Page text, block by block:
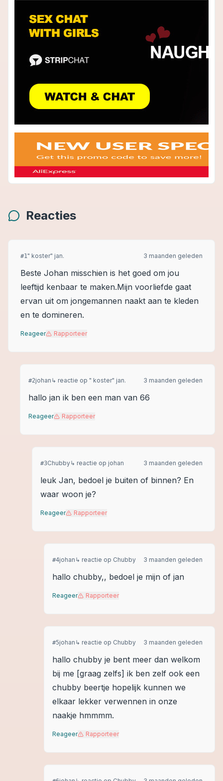
Reacties
#1" koster" jan. 3 maanden geleden
Beste Johan misschien is het goed om jou
leeftijd kenbaar te maken.Mijn voorliefde gaat
ervan uit om jongemannen naakt aan te kleden
en te domineren.
Reageer Rapporteer
#2johan ↳ reactie op " koster" jan. 3 maanden geleden
hallo jan ik ben een man van 66
Reageer Rapporteer
#3Chubby↳ reactie op johan 3 maanden geleden
leuk Jan, bedoel je buiten of binnen? En
waar woon je?
Reageer Rapporteer
#4johan ↳ reactie op Chubby 3 maanden geleden
hallo chubby,, bedoel je mijn of jan
Reageer Rapporteer
#5johan ↳ reactie op Chubby 3 maanden geleden
hallo chubby je bent meer dan welkom
bij me [graag zelfs] ik ben zelf ook een
chubby beertje hopelijk kunnen we
elkaar lekker verwennen in onze
naakje hmmmm.
Reageer Rapporteer